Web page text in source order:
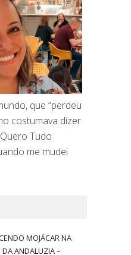
que “perdeu
costumava dizer
Tudo
me mudei
MOJÁCAR NA
DA ANDALUZIA –